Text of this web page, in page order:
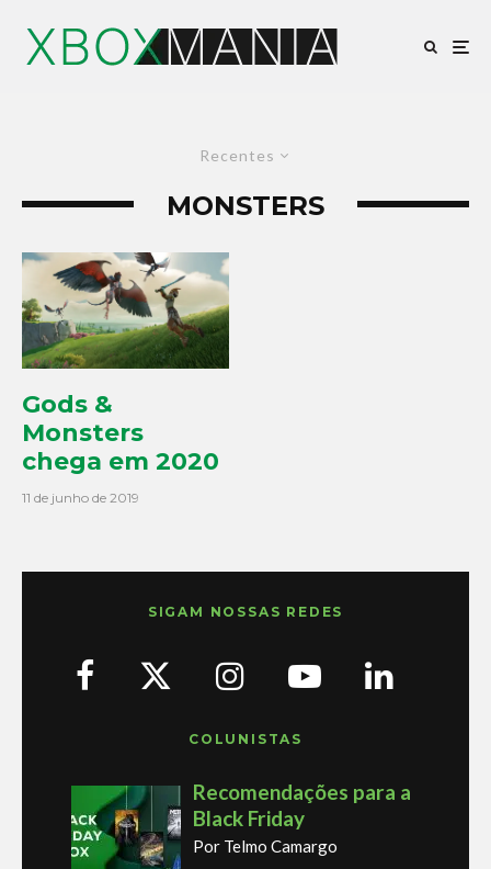
Recentes
MONSTERS
Gods &
Monsters
chega em 2020
11 de junho de 2019
SIGAM NOSSAS REDES
COLUNISTAS
Recomendações para a
Black Friday
Por Telmo Camargo